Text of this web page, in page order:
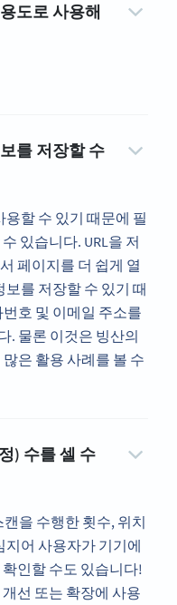
도로 사용해
를 저장할 수
용할 수 있기 때문에 필
있습니다. URL을 저
페이지를 더 쉽게 열
를 저장할 수 있기 때
호 및 이메일 주소를
. 물론 이것은 빙산의
많은 활용 사례를 볼 수
) 수를 셀 수
을 수행한 횟수, 위치
지어 사용자가 기기에
인할 수도 있습니다!
선 또는 확장에 사용